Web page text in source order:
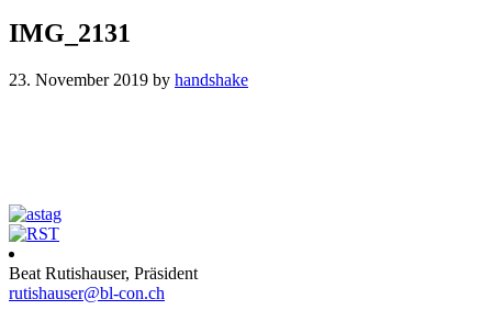
IMG_2131
23. November 2019 by handshake
Beat Rutishauser, Präsident
rutishauser@bl-con.ch